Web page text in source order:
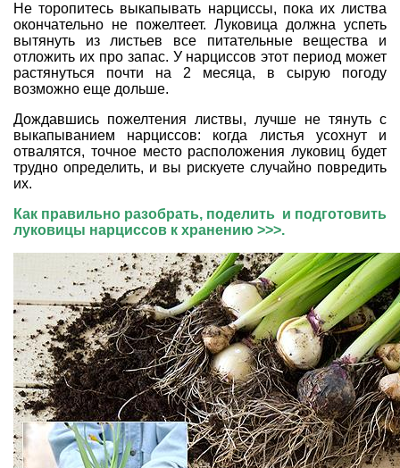
Не торопитесь выкапывать нарциссы, пока их листва
окончательно не пожелтеет. Луковица должна успеть
вытянуть из листьев все питательные вещества и
отложить их про запас. У нарциссов этот период может
растянуться почти на 2 месяца, в сырую погоду
возможно еще дольше.
Дождавшись пожелтения листвы, лучше не тянуть с
выкапыванием нарциссов: когда листья усохнут и
отвалятся, точное место расположения луковиц будет
трудно определить, и вы рискуете случайно повредить
их.
Как правильно разобрать, поделить и подготовить
луковицы нарциссов к хранению >>>.